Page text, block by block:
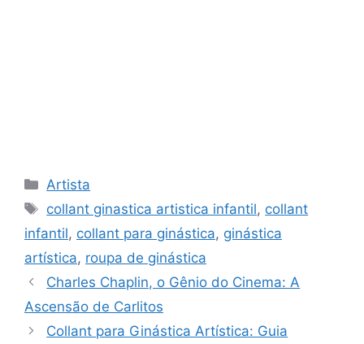
Categories
Artista
Tags
collant ginastica artistica infantil, collant
infantil, collant para ginástica, ginástica
artística, roupa de ginástica
Charles Chaplin, o Gênio do Cinema: A
Ascensão de Carlitos
Collant para Ginástica Artística: Guia